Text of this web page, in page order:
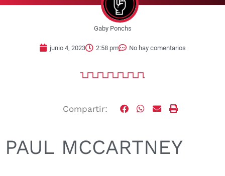
Gaby Ponchs
junio 4, 2023 2:58 pm No hay comentarios
Compartir:
PAUL MCCARTNEY